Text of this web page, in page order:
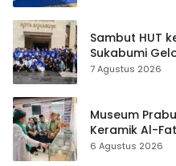
Sambut HUT
Sukabumi
ASRI Lewat
7 Agustus 2026
Museum
Keramik Al-
Hampir 500
6 Agustus 2026